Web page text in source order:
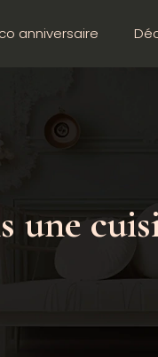
anniversaire
une